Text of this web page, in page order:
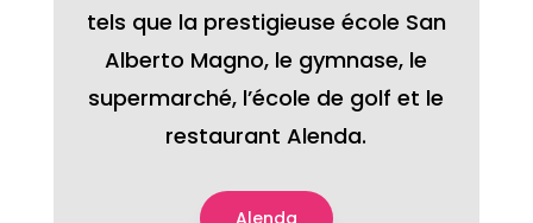
tels que la prestigieuse école San
Alberto Magno, le gymnase, le
supermarché, l’école de golf et le
restaurant Alenda.
Alenda